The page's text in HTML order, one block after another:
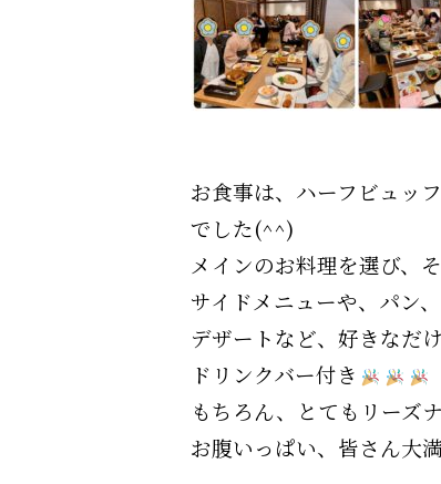
お食事は、ハーフビュッ
でした(^^)
メインのお料理を選び、
サイドメニューや、パン、
デザートなど、好きなだ
ドリンクバー付き
もちろん、とてもリーズナ
お腹いっぱい、皆さん大